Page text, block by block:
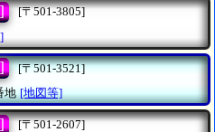
[〒501-3805]
[〒501-3521]
地 [地図等]
[〒501-2607]